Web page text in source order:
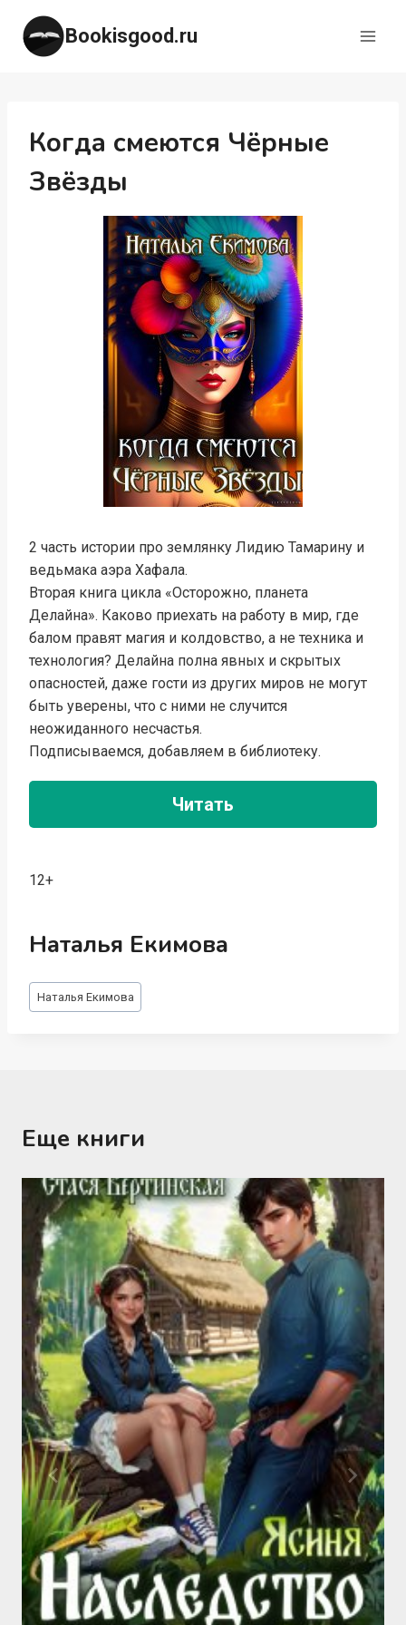
Перейти
содержимому
Bookisgood.ru
Когда смеются Чёрные
Звёзды
2 часть истории про землянку Лидию Тамарину и
ведьмака аэра Хафала.
Вторая книга цикла «Осторожно, планета
Делайна». Каково приехать на работу в мир, где
балом правят магия и колдовство, а не техника и
технология? Делайна полна явных и скрытых
опасностей, даже гости из других миров не могут
быть уверены, что с ними не случится
неожиданного несчастья.
Подписываемся, добавляем в библиотеку.
Читать
12+
Наталья Екимова
Метки
записи:
Наталья Екимова
Еще книги